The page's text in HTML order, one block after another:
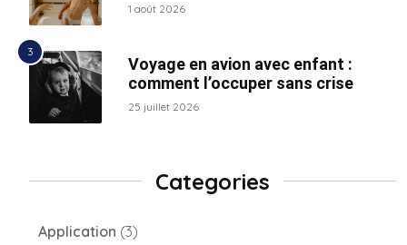
1 août 2026
Voyage en avion avec enfant :
comment l’occuper sans crise
25 juillet 2026
Categories
Application (3)